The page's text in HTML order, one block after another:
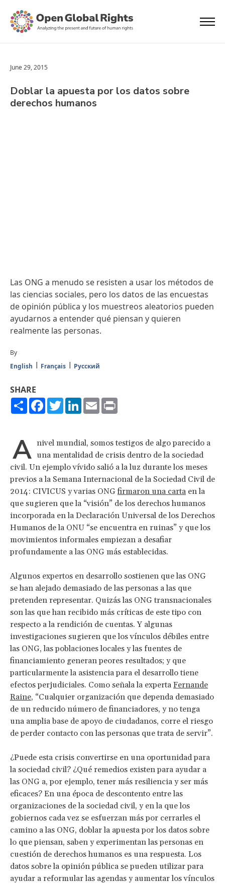
June 29, 2015
Doblar la apuesta por los datos sobre
derechos humanos
Las ONG a menudo se resisten a usar los métodos de
las ciencias sociales, pero los datos de las encuestas
de opinión pública y los muestreos aleatorios pueden
ayudarnos a entender qué piensan y quieren
realmente las personas.
By
English
Français Русский
SHARE
ShareFacebook
TwitterLinkedIn
Email
A nivel mundial, somos testigos de algo parecido a
una mentalidad de crisis dentro de la sociedad
civil. Un ejemplo vívido salió a la luz durante los meses
previos a la Semana Internacional de la Sociedad Civil de
2014: CIVICUS y varias ONG firmaron una carta en la
que sugieren que la “visión” de los derechos humanos
incorporada en la Declaración Universal de los Derechos
Humanos de la ONU “se encuentra en ruinas” y que los
movimientos informales empiezan a desafiar
profundamente a las ONG más establecidas.
Algunos expertos en desarrollo sostienen que las ONG
se han alejado demasiado de las personas a las que
pretenden representar. Quizás las ONG transnacionales
son las que han recibido más críticas de este tipo con
respecto a la rendición de cuentas. Y algunas
investigaciones sugieren que los vínculos débiles entre
las ONG, las poblaciones locales y las fuentes de
financiamiento generan peores resultados; y que
particularmente la asistencia para el desarrollo tiene
efectos perjudiciales. Como señala la experta Fernande
Raine, “Cualquier organización que dependa demasiado
de un reducido número de financiadores, y no tenga
una amplia base de apoyo de ciudadanos, corre el riesgo
de perder contacto con las personas que trata de servir”.
¿Puede esta crisis convertirse en una oportunidad para
la sociedad civil? ¿Qué remedios existen para ayudar a
las ONG a, por ejemplo, tener más resiliencia y ser más
eficaces? En una época de descontento entre las
organizaciones de la sociedad civil, y en la que los
gobiernos cada vez se esfuerzan más por cerrarles el
camino a las ONG, doblar la apuesta por los datos sobre
lo que piensan, saben y experimentan las personas en
cuestión de derechos humanos es una respuesta. Los
datos sobre la opinión pública se pueden utilizar para
ayudar a reformular las agendas y aumentar los vínculos